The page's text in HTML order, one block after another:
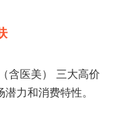
含医美）​​ 三大高价
力和消费特性。